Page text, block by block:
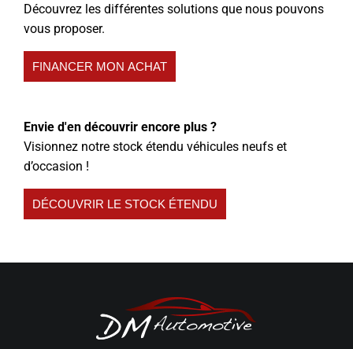
Découvrez les différentes solutions que nous pouvons
vous proposer.
FINANCER MON ACHAT
Envie d'en découvrir encore plus ?
Visionnez notre stock étendu véhicules neufs et
d’occasion !
DÉCOUVRIR LE STOCK ÉTENDU